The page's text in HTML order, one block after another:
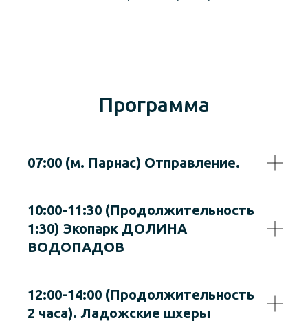
Программа
07:00 (м. Парнас) Отправление.
10:00-11:30 (Продолжительность
1:30) Экопарк ДОЛИНА
ВОДОПАДОВ
12:00-14:00 (Продолжительность
2 часа). Ладожские шхеры